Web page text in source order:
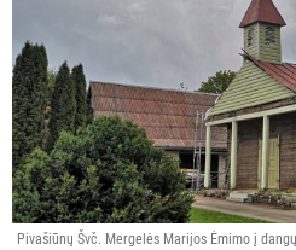
Pivašiūnų Švč. Mergelės Marijos Ėmimo į